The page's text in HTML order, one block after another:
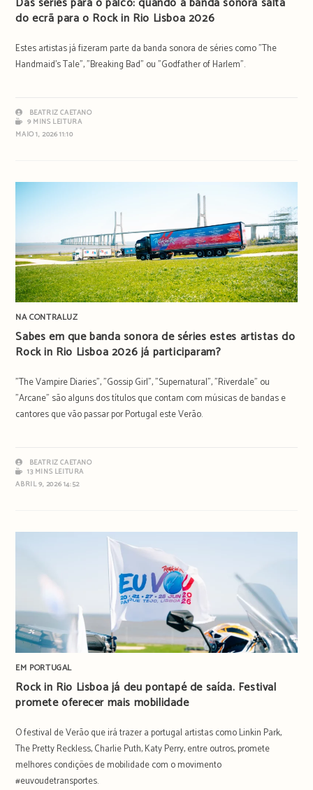
do ecrã para o Rock in Rio Lisboa 2026
Estes artistas já fizeram parte da banda sonora de séries como "The
Handmaid's Tale", "Breaking Bad" ou "Godfather of Harlem".
BEATRIZ CAETANO
9 MINS LEITURA
MAIO 1, 2026 11:10
NA CONTRALUZ
Sabes em que banda sonora de séries estes artistas do
Rock in Rio Lisboa 2026 já participaram?
"The Vampire Diaries", "Gossip Girl", "Supernatural", "Riverdale" ou
"Arcane" são alguns dos títulos que contam com músicas de bandas e
cantores que vão passar por Portugal este Verão.
BEATRIZ CAETANO
13 MINS LEITURA
ABRIL 9, 2026 14:52
EM PORTUGAL
Rock in Rio Lisboa já deu pontapé de saída. Festival
promete oferecer mais mobilidade
O festival de Verão que irá trazer a portugal artistas como Linkin Park,
The Pretty Reckless, Charlie Puth, Katy Perry, entre outros, promete
melhores condições de mobilidade com o movimento
#euvoudetransportes.